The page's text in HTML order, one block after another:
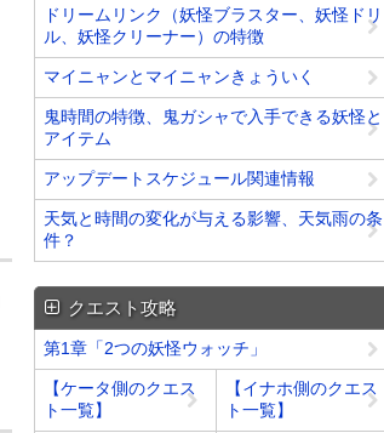
ドリームリンク（妖怪ブラスター、妖怪ドリ
ル、妖怪クリーナー）の特徴
マイニャンとマイニャンきょういく
鬼時間の特徴、鬼ガシャで入手できる妖怪と
アイテム
アップデートスケジュール関連情報
天気と時間の変化が与える影響、天気雨の条
件？
クエスト攻略
第1章「2つの妖怪ウォッチ」
【ケータ側のクエス
ト一覧】
【イナホ側のクエス
ト一覧】